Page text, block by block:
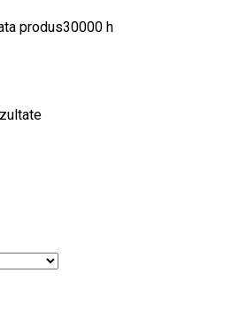
produs30000 h